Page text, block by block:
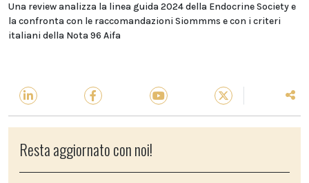
Una review analizza la linea guida 2024 della Endocrine Society e
la confronta con le raccomandazioni Siommms e con i criteri
italiani della Nota 96 Aifa
Resta aggiornato con noi!